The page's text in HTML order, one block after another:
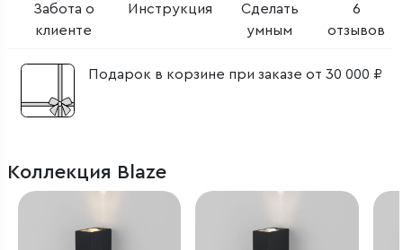
Забота о
клиенте
Инструкция
Сделать
умным
6
отзывов
Подарок в корзине при заказе от 30 000 ₽
Коллекция Blaze